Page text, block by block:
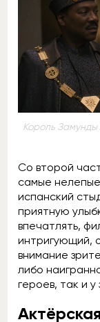
Король Замунды
Со второй
самые
испанский
приятную
впечатлять,
интригующий,
внимание
либо
героев, так и у